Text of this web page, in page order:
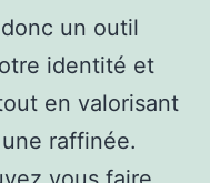
un outil
identité et
en valorisant
raffinée.